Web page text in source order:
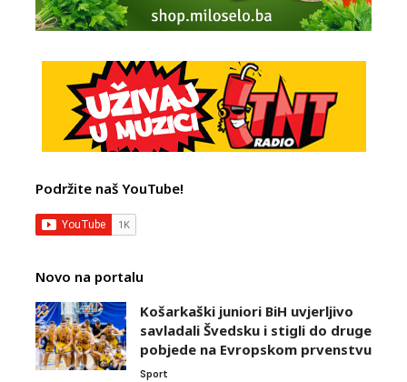
Podržite naš YouTube!
Novo na portalu
Košarkaški juniori BiH uvjerljivo
savladali Švedsku i stigli do druge
pobjede na Evropskom prvenstvu
Sport